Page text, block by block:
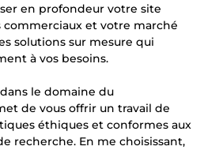
en profondeur votre site
commerciaux et votre marché
solutions sur mesure qui
à vos besoins.
le domaine du
de vous offrir un travail de
éthiques et conformes aux
recherche. En me choisissant,